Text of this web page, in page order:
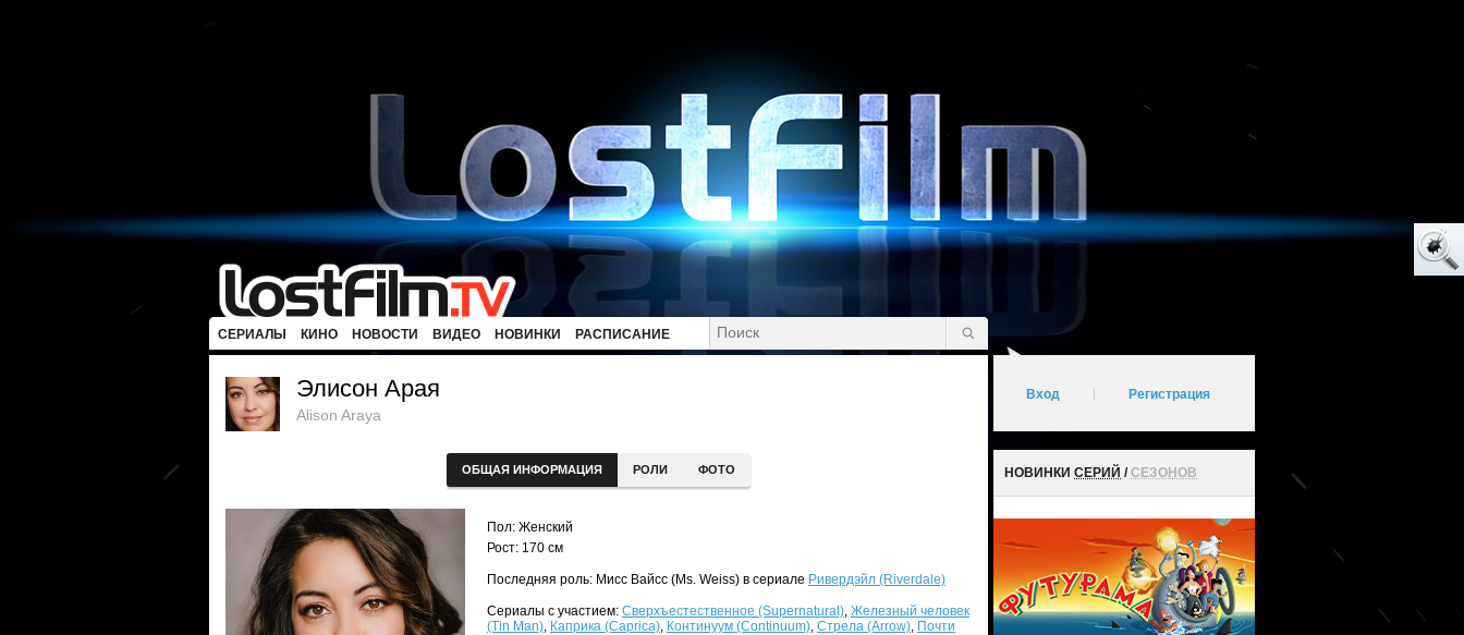
СЕРИАЛЫ КИНО НОВОСТИ ВИДЕО НОВИНКИ РАСПИСАНИЕ
Элисон Арая
Alison Araya
ОБЩАЯ ИНФОРМАЦИЯ РОЛИ ФОТО
Пол: Женский
Рост: 170 см
Последняя роль: Мисс Вайсс (Ms. Weiss) в сериале Ривердэйл (Riverdale)
Сериалы с участием: Сверхъестественное (Supernatural), Железный человек
(Tin Man), Каприка (Caprica), Континуум (Continuum), Стрела (Arrow), Почти
Вход Регистрация
НОВИНКИ СЕРИЙ /СЕЗОНОВ